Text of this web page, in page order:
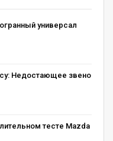
универсал
Недостающее звено
тесте Mazda